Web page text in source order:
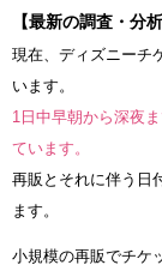
【最新の調査・分
現在、ディズニーチ
います。
1日中早朝から深夜
ています。
再販とそれに伴う日
ます。
小規模の再販でチケ